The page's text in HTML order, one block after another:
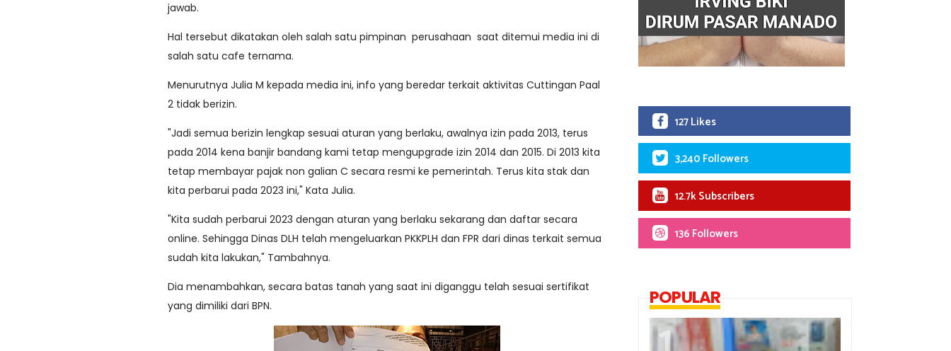
jawab.
Hal tersebut dikatakan oleh salah satu pimpinan perusahaan saat ditemui media ini di
salah satu cafe ternama.
Menurutnya Julia M kepada media ini, info yang beredar terkait aktivitas Cuttingan Paal
2 tidak berizin.
"Jadi semua berizin lengkap sesuai aturan yang berlaku, awalnya izin pada 2013, terus
pada 2014 kena banjir bandang kami tetap mengupgrade izin 2014 dan 2015. Di 2013 kita
tetap membayar pajak non galian C secara resmi ke pemerintah. Terus kita stak dan
kita perbarui pada 2023 ini," Kata Julia.
"Kita sudah perbarui 2023 dengan aturan yang berlaku sekarang dan daftar secara
online. Sehingga Dinas DLH telah mengeluarkan PKKPLH dan FPR dari dinas terkait semua
sudah kita lakukan," Tambahnya.
Dia menambahkan, secara batas tanah yang saat ini diganggu telah sesuai sertifikat
yang dimiliki dari BPN.
127 Likes
3,240 Followers
12.7k Subscribers
136 Followers
POPULAR